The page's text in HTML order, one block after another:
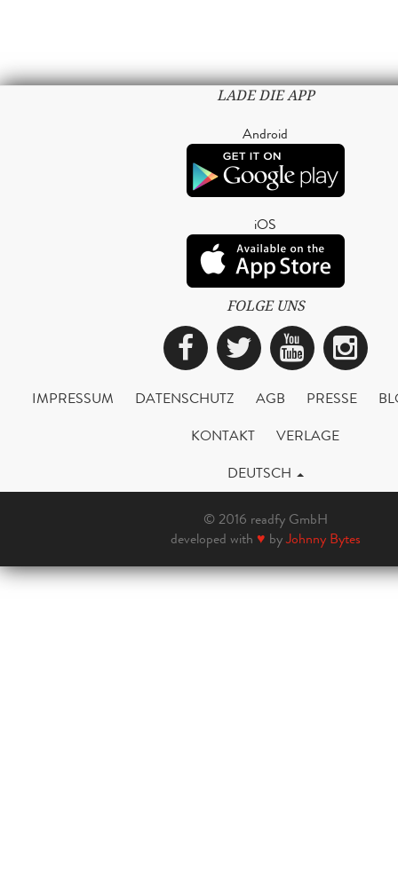
LADE DIE APP
Android
iOS
FOLGE UNS
Facebook
Twitter
IMPRESSUM DATENSCHUTZ AGB PRESSE
KONTAKT
VERLAGE
DEUTSCH
© 2016 readfy GmbH
developed with ♥ byJohnny Bytes